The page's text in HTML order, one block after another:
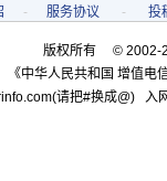
- 服务协议 - 投
版权所有 © 2002-
《中华人民共和国 增值电
请把#换成@)